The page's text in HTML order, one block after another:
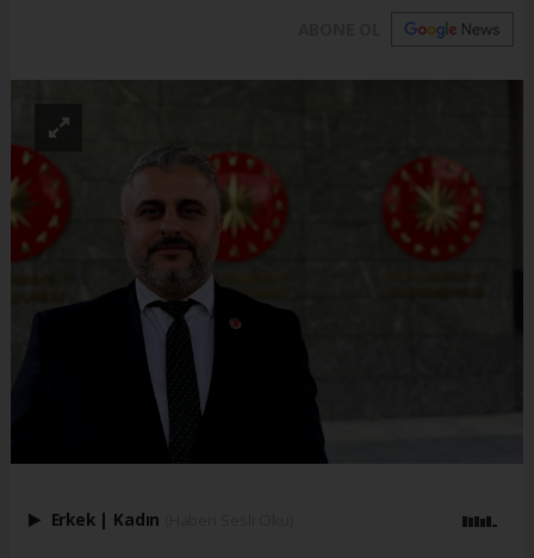
Erkek | Kadın